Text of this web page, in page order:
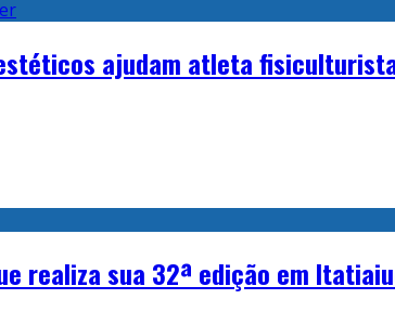
ajudam atleta
realiza sua 32ª edição em